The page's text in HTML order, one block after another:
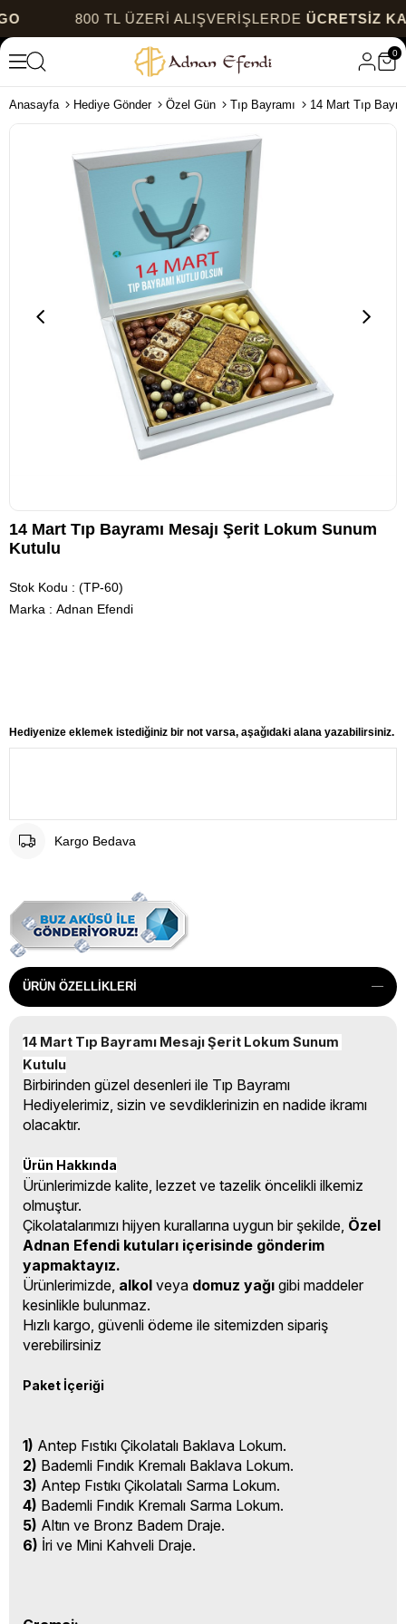
800 TL ÜZERİ ALIŞVERİŞLERDEÜCRETSİZ KARGO
0
Anasayfa Hediye Gönder Özel Gün Tıp Bayramı 14 Mart Tıp
14 Mart Tıp Bayramı Mesajı Şerit Lokum Sunum
Kutulu
Stok Kodu
(TP-60)
Marka : Adnan Efendi
Hediyenize eklemek istediğiniz bir not varsa, aşağıdaki alana yazabilirsiniz.
Kargo Bedava
ÜRÜN ÖZELLIKLERI
14 Mart Tıp Bayramı Mesajı Şerit Lokum Sunum
Kutulu
Birbirinden güzel desenleri ile Tıp Bayramı
Hediyelerimiz, sizin ve sevdiklerinizin en nadide ikramı
olacaktır.
Ürün Hakkında
Ürünlerimizde kalite, lezzet ve tazelik öncelikli ilkemiz
olmuştur.
Çikolatalarımızı hijyen kurallarına uygun bir şekilde, Özel
Adnan Efendi kutuları içerisinde gönderim
yapmaktayız.
Ürünlerimizde, alkol veya domuz yağı gibi maddeler
kesinlikle bulunmaz.
Hızlı kargo, güvenli ödeme ile sitemizden sipariş
verebilirsiniz
Paket İçeriği
1) Antep Fıstıkı Çikolatalı Baklava Lokum.
2) Bademli Fındık Kremalı Baklava Lokum.
3) Antep Fıstıkı Çikolatalı Sarma Lokum.
4) Bademli Fındık Kremalı Sarma Lokum.
5) Altın ve Bronz Badem Draje.
6) İri ve Mini Kahveli Draje.